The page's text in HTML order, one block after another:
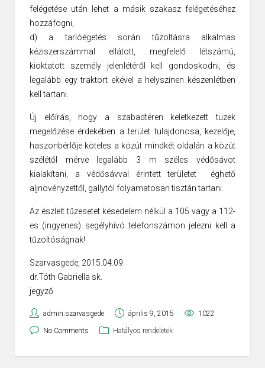
felégetése után lehet a másik szakasz felégetéséhez
hozzáfogni,
d) a tarlóégetés során tűzoltásra alkalmas
kéziszerszámmal ellátott, megfelelő létszámú,
kioktatott személy jelenlétéről kell gondoskodni, és
legalább egy traktort ekével a helyszínen készenlétben
kell tartani.
Új előírás, hogy a szabadtéren keletkezett tüzek
megelőzése érdekében a terület tulajdonosa, kezelője,
haszonbérlője köteles a közút mindkét oldalán a közút
szélétől mérve legalább 3 m széles védősávot
kialakítani, a védősávval érintett területet éghető
aljnövényzettől, gallytól folyamatosan tisztán tartani.
Az észlelt tűzesetet késedelem nélkül a 105 vagy a 112-
es (ingyenes) segélyhívó telefonszámon jelezni kell a
tűzoltóságnak!
Szarvasgede, 2015.04.09.
dr.Tóth Gabriella sk.
jegyző
admin.szarvasgede április 9, 2015 1022
No Comments Hatályos rendeletek